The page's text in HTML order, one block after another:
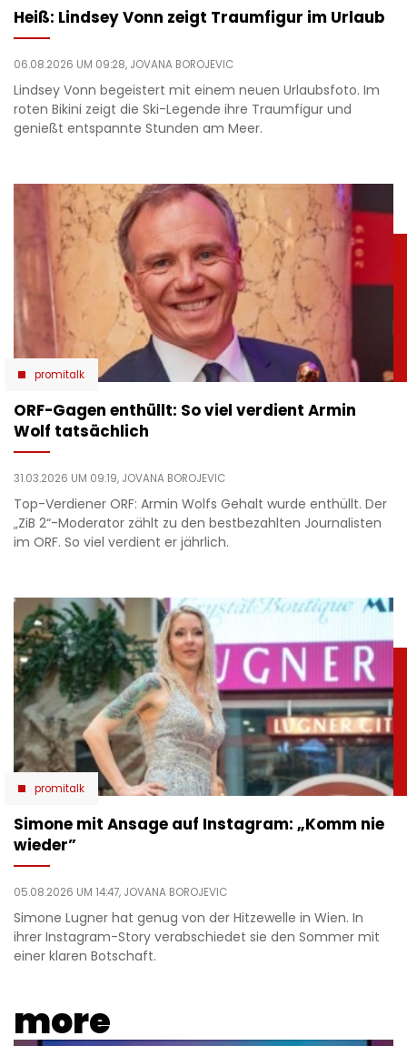
Heiß: Lindsey Vonn zeigt Traumfigur im Urlaub
06.08.2026 UM 09:28, JOVANA BOROJEVIC
Lindsey Vonn begeistert mit einem neuen Urlaubsfoto. Im
roten Bikini zeigt die Ski-Legende ihre Traumfigur und
genießt entspannte Stunden am Meer.
promitalk
ORF-Gagen enthüllt: So viel verdient Armin
Wolf tatsächlich
31.03.2026 UM 09:19, JOVANA BOROJEVIC
Top-Verdiener ORF: Armin Wolfs Gehalt wurde enthüllt. Der
„ZiB 2“-Moderator zählt zu den bestbezahlten Journalisten
im ORF. So viel verdient er jährlich.
promitalk
Simone mit Ansage auf Instagram: „Komm nie
wieder”
05.08.2026 UM 14:47, JOVANA BOROJEVIC
Simone Lugner hat genug von der Hitzewelle in Wien. In
ihrer Instagram-Story verabschiedet sie den Sommer mit
einer klaren Botschaft.
more